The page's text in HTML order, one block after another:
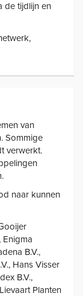
de tijdlijn en
van
Sommige
verwerkt.
naar kunnen
Enigma
B.V.,
Hans Visser
B.V.,
Planten